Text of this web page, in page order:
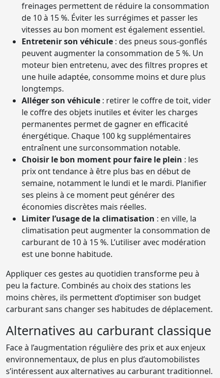
freinages permettent de réduire la consommation
de 10 à 15 %. Éviter les surrégimes et passer les
vitesses au bon moment est également essentiel.
Entretenir son véhicule : des pneus sous-gonflés
peuvent augmenter la consommation de 5 %. Un
moteur bien entretenu, avec des filtres propres et
une huile adaptée, consomme moins et dure plus
longtemps.
Alléger son véhicule : retirer le coffre de toit, vider
le coffre des objets inutiles et éviter les charges
permanentes permet de gagner en efficacité
énergétique. Chaque 100 kg supplémentaires
entraînent une surconsommation notable.
Choisir le bon moment pour faire le plein : les
prix ont tendance à être plus bas en début de
semaine, notamment le lundi et le mardi. Planifier
ses pleins à ce moment peut générer des
économies discrètes mais réelles.
Limiter l’usage de la climatisation : en ville, la
climatisation peut augmenter la consommation de
carburant de 10 à 15 %. L’utiliser avec modération
est une bonne habitude.
Appliquer ces gestes au quotidien transforme peu à
peu la facture. Combinés au choix des stations les
moins chères, ils permettent d’optimiser son budget
carburant sans changer ses habitudes de déplacement.
Alternatives au carburant classique
Face à l’augmentation régulière des prix et aux enjeux
environnementaux, de plus en plus d’automobilistes
s’intéressent aux alternatives au carburant traditionnel.